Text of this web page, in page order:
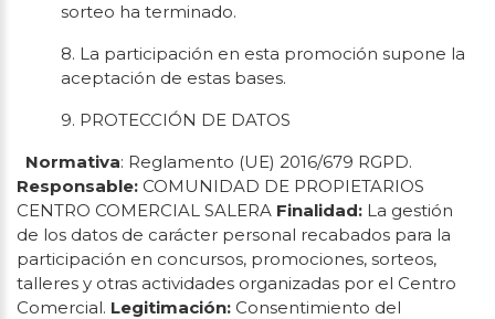
sorteo ha terminado.
8. La participación en esta promoción supone la
aceptación de estas bases.
9. PROTECCIÓN DE DATOS
Normativa: Reglamento (UE) 2016/679 RGPD.
Responsable: COMUNIDAD DE PROPIETARIOS
CENTRO COMERCIAL SALERA Finalidad: La gestión
de los datos de carácter personal recabados para la
participación en concursos, promociones, sorteos,
talleres y otras actividades organizadas por el Centro
Comercial. Legitimación: Consentimiento del